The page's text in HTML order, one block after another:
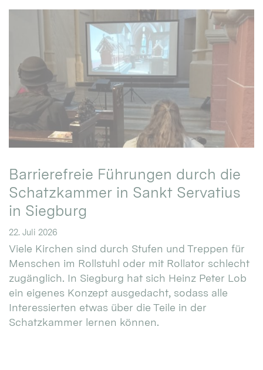
Barrierefreie Führungen durch die
Schatzkammer in Sankt Servatius
in Siegburg
22. Juli 2026
Viele Kirchen sind durch Stufen und Treppen für
Menschen im Rollstuhl oder mit Rollator schlecht
zugänglich. In Siegburg hat sich Heinz Peter Lob
ein eigenes Konzept ausgedacht, sodass alle
Interessierten etwas über die Teile in der
Schatzkammer lernen können.